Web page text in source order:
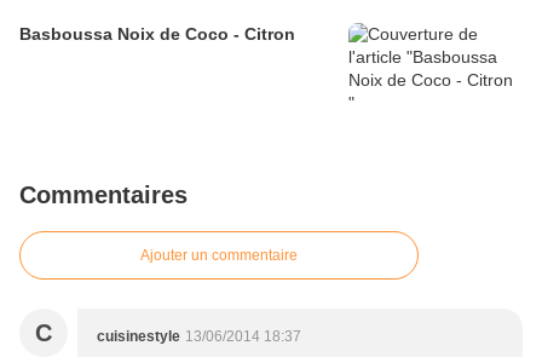
Basboussa Noix de Coco - Citron
Commentaires
Ajouter un commentaire
C cuisinestyle 13/06/2014 18:37